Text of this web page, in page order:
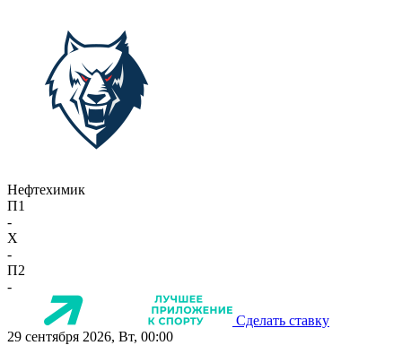
Нефтехимик
П1
-
X
-
П2
-
Сделать ставку
29 сентября 2026, Вт, 00:00